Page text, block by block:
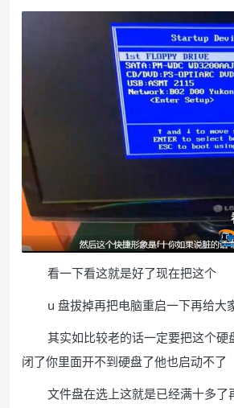
看一下看这就是好了现在把这个
u 盘拔掉再把电脑重启一下再给大
其实如比较老的话一定要把这个硬
闭了你里面开不到硬盘了他也启动不了
文件盘在选上这就是已经满十多